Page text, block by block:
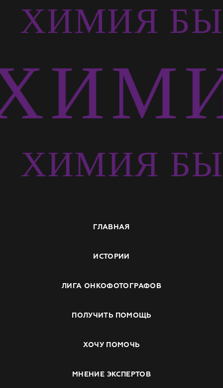
ХИМИЯ
ХИМИЯ
ГЛАВНАЯ
ИСТОРИИ
ЛИГА ОНКОФОТОГРАФОВ
ПОЛУЧИТЬ ПОМОЩЬ
ХОЧУ ПОМОЧЬ
МНЕНИЕ ЭКСПЕРТОВ